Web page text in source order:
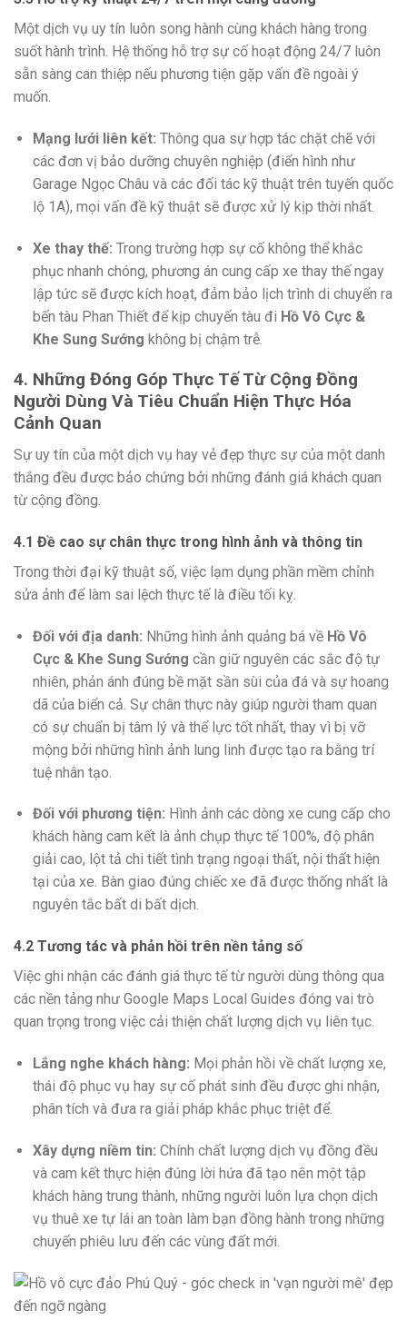
Một dịch vụ uy tín luôn song hành cùng khách hàng trong
suốt hành trình. Hệ thống hỗ trợ sự cố hoạt động 24/7 luôn
sẵn sàng can thiệp nếu phương tiện gặp vấn đề ngoài ý
muốn.
Mạng lưới liên kết: Thông qua sự hợp tác chặt chẽ với
các đơn vị bảo dưỡng chuyên nghiệp (điển hình như
Garage Ngọc Châu và các đối tác kỹ thuật trên tuyến quốc
lộ 1A), mọi vấn đề kỹ thuật sẽ được xử lý kịp thời nhất.
Xe thay thế: Trong trường hợp sự cố không thể khắc
phục nhanh chóng, phương án cung cấp xe thay thế ngay
lập tức sẽ được kích hoạt, đảm bảo lịch trình di chuyển ra
bến tàu Phan Thiết để kịp chuyến tàu đi Hồ Vô Cực &
Khe Sung Sướng không bị chậm trễ.
4. Những Đóng Góp Thực Tế Từ Cộng Đồng
Người Dùng Và Tiêu Chuẩn Hiện Thực Hóa
Cảnh Quan
Sự uy tín của một dịch vụ hay vẻ đẹp thực sự của một danh
thắng đều được bảo chứng bởi những đánh giá khách quan
từ cộng đồng.
4.1 Đề cao sự chân thực trong hình ảnh và thông tin
Trong thời đại kỹ thuật số, việc lạm dụng phần mềm chỉnh
sửa ảnh để làm sai lệch thực tế là điều tối kỵ.
Đối với địa danh: Những hình ảnh quảng bá về Hồ Vô
Cực & Khe Sung Sướng cần giữ nguyên các sắc độ tự
nhiên, phản ánh đúng bề mặt sần sùi của đá và sự hoang
dã của biển cả. Sự chân thực này giúp người tham quan
có sự chuẩn bị tâm lý và thể lực tốt nhất, thay vì bị vỡ
mộng bởi những hình ảnh lung linh được tạo ra bằng trí
tuệ nhân tạo.
Đối với phương tiện: Hình ảnh các dòng xe cung cấp cho
khách hàng cam kết là ảnh chụp thực tế 100%, độ phân
giải cao, lột tả chi tiết tình trạng ngoại thất, nội thất hiện
tại của xe. Bàn giao đúng chiếc xe đã được thống nhất là
nguyên tắc bất di bất dịch.
4.2 Tương tác và phản hồi trên nền tảng số
Việc ghi nhận các đánh giá thực tế từ người dùng thông qua
các nền tảng như Google Maps Local Guides đóng vai trò
quan trọng trong việc cải thiện chất lượng dịch vụ liên tục.
Lắng nghe khách hàng: Mọi phản hồi về chất lượng xe,
thái độ phục vụ hay sự cố phát sinh đều được ghi nhận,
phân tích và đưa ra giải pháp khắc phục triệt để.
Xây dựng niềm tin: Chính chất lượng dịch vụ đồng đều
và cam kết thực hiện đúng lời hứa đã tạo nên một tập
khách hàng trung thành, những người luôn lựa chọn dịch
vụ thuê xe tự lái an toàn làm bạn đồng hành trong những
chuyến phiêu lưu đến các vùng đất mới.